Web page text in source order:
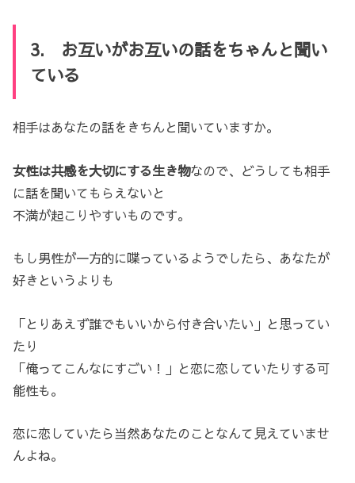
3. お互いがお互いの話をちゃんと聞い
ている
相手はあなたの話をきちんと聞いていますか。
女性は共感を大切にする生き物なので、どうしても相手
に話を聞いてもらえないと
不満が起こりやすいものです。
もし男性が一方的に喋っているようでしたら、あなたが
好きというよりも
「とりあえず誰でもいいから付き合いたい」と思ってい
たり
「俺ってこんなにすごい！」と恋に恋していたりする可
能性も。
恋に恋していたら当然あなたのことなんて見えていませ
んよね。